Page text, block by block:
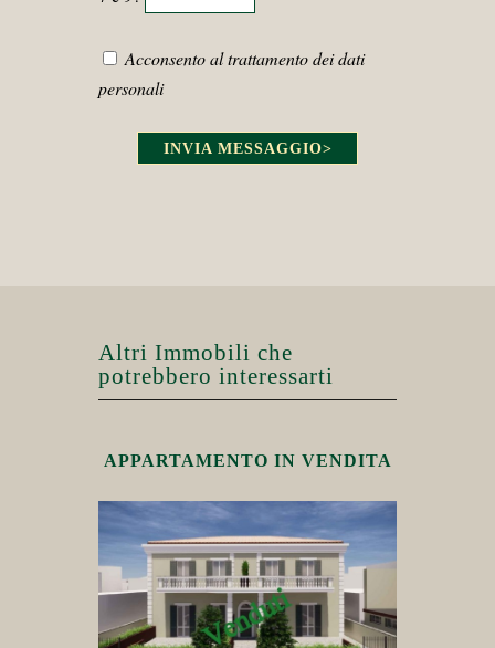
Acconsento al trattamento dei dati
personali
INVIA MESSAGGIO>
Altri Immobili che
potrebbero interessarti
APPARTAMENTO IN VENDITA